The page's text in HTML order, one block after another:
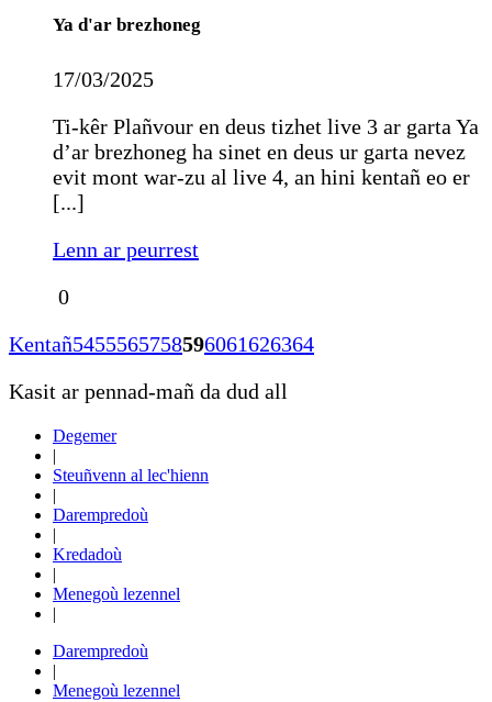
Ya d'ar brezhoneg
17/03/2025
Ti-kêr Plañvour en deus tizhet live 3 ar garta Ya
d’ar brezhoneg ha sinet en deus ur garta nevez
evit mont war-zu al live 4, an hini kentañ eo er
[...]
Lenn ar peurrest
0
Kentañ5455565758596061626364
Kasit ar pennad-mañ da dud all
Degemer
|
Steuñvenn al lec'hienn
|
Darempredoù
|
Kredadoù
|
Menegoù lezennel
|
Darempredoù
|
Menegoù lezennel